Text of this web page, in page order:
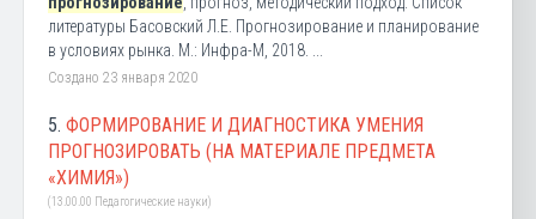
литературы Басовский Л.Е. Прогнозирование и планирование
в условиях рынка. М.: Инфра-М, 2018. ...
Создано 23 января 2020
5. ФОРМИРОВАНИЕ И ДИАГНОСТИКА УМЕНИЯ
ПРОГНОЗИРОВАТЬ (НА МАТЕРИАЛЕ ПРЕДМЕТА
«ХИМИЯ»)
(13.00.00 Педагогические науки)